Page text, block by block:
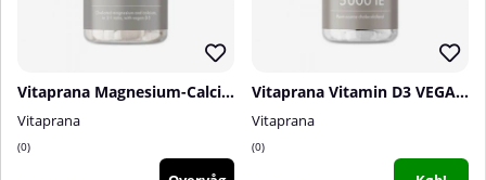
Vitaprana Magnesium-Calcium + D3, 100 caps
Vitaprana
0
Vitaprana Vitamin D3 VEGAN 5000 IE, 110 caps
Vitaprana
0